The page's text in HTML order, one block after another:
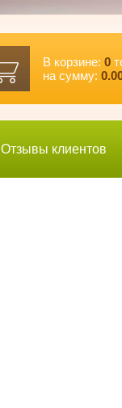
В корзине: 0
на сумму:
Отзывы клиентов